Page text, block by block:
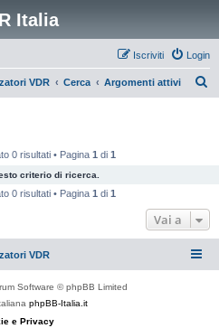
Italia
Login
Iscriviti
VDR Cerca Argomenti attivi
0 risultati • Pagina 1 di 1
criterio di ricerca.
0 risultati • Pagina 1 di 1
Vai a
VDR
Software © phpBB Limited
phpBB-Italia.it
e Privacy